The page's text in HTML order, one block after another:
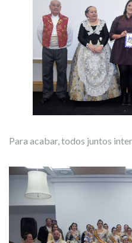
Para acabar, todos juntos